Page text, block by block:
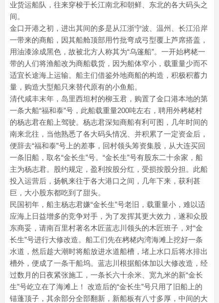
业货运船队，往来穿梭于长江南北和朝鲜、东北的各大码头之
间。
金口开港之初，进出其间的多是从江浙宁波、温州、长江沿岸
一带来的商船，因其船舱顶部用竹批弯成弓型覆上芦席搭盖，
用油漆涂成黑色，故被北方人称其为“乌篷船”。一开始栲栳一
带的人们将渔船改为商船载货，因为船体窄小，载重量少而不
适宜长途海上运输。船主们借鉴外地商船的构造，积极积蓄力
量，购造大型船只来替代原有的小鱼船。
清代咸丰末年，岛里西坦村的柳玉君，购置了金口港本地的第
一条大船“福和泰”号，此船载重量200吨左右，聘用外栲栳村
的杨志君在船上驾驶。杨志君深知商船有利可图，几年时间的
南来北往，当他熟悉了各大码头情况、并积累了一定资金后，
便辞去“福和泰”号上的差事，回村领头筹资集股，从大连买回
一条旧船，取名“金长生”号。“金长生”号有股东二十余家，船
主为杨志君。股约规定，盈利按股分红，受损按股分担。此船
投入运营后，扬帆来往于各大港口之间，几年下来，获利甚
巨，大小股东都吃到了甜头。
民国初年，船主杨志君嫌“金长生”号老旧，载重量小，难以适
应海上日益增多的竞争对手，为了发挥其更大效力，遂和众股
东商妥，请南百里村著名木匠蓝志川领头的木匠班子，对“金
长生”号进行大修改造。船工们先在栲栳内湾海滩上挖好一条
水道，然后趁大潮时将船放进水道船槽，堵上水口后将水排出
槽外，便成了一条干船坞。蓝志川根据船体加以大修改造，经
过数月的日夜紧张施工，一条长六十余米、宽九米的新“金长
生”号屹立在了海滩上！ 改造后的“金长生”号只用了旧船上的
锚蓬顶子，其余部分全部翻新，新船板有八寸多厚，中间的大